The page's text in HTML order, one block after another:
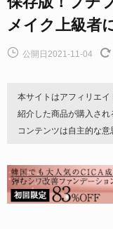
メイク上級者
公開日2021-11-04
本サイトはアフィリエ
紹介した商品が購入され
コンテンツは自主的な意